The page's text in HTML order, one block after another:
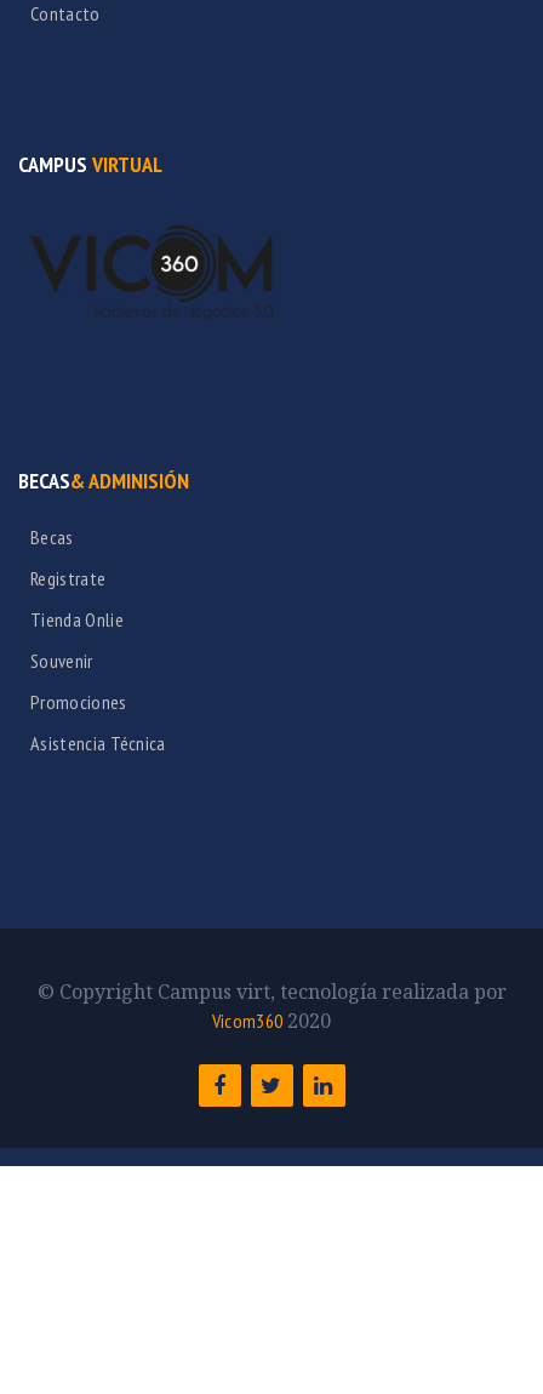
Contacto
CAMPUS VIRTUAL
BECAS& ADMINISIÓN
Becas
Registrate
Tienda Onlie
Souvenir
Promociones
Asistencia Técnica
© Copyright Campus virt, tecnología realizada por
Vicom360 2020